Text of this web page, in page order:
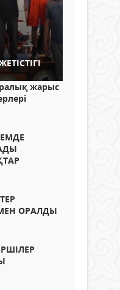
жарыс
ОРАЛДЫ